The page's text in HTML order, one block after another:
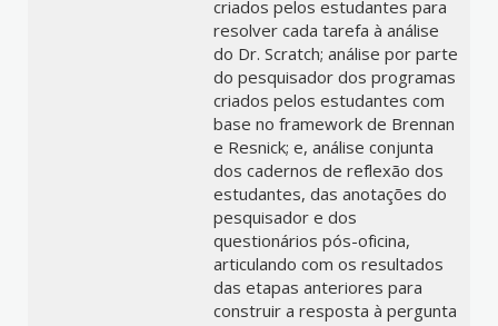
criados pelos estudantes para
resolver cada tarefa à análise
do Dr. Scratch; análise por parte
do pesquisador dos programas
criados pelos estudantes com
base no framework de Brennan
e Resnick; e, análise conjunta
dos cadernos de reflexão dos
estudantes, das anotações do
pesquisador e dos
questionários pós-oficina,
articulando com os resultados
das etapas anteriores para
construir a resposta à pergunta